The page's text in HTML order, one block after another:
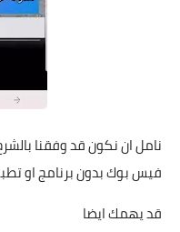
نامل ان نكون قد وفقنا
فيس بوك بدون برنامج او
قد يهمك ايضا